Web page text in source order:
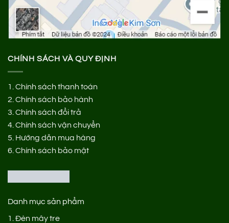
CHÍNH SÁCH VÀ QUY ĐỊNH
1. Chính sách thanh toán
2. Chính sách bảo hành
3. Chính sách đổi trả
4. Chính sách vận chuyển
5. Hướng dẫn mua hàng
6. Chính sách bảo mật
Danh mục sản phẩm
1. Đèn mây tre